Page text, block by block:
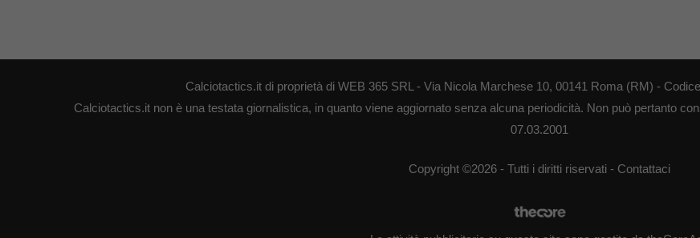
Calciotactics.it di proprietà di WEB 365 SRL - Via Nicola Marchese 10, 00141 Roma (RM) -
Calciotactics.it non è una testata giornalistica, in quanto viene aggiornato senza alcuna periodicità. Non può pertanto
07.03.2001
Copyright ©2026 - Tutti i diritti riservati - Contattaci